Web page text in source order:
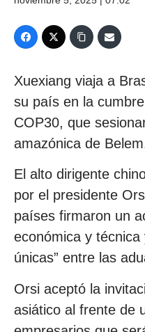
Xuexiang viaja a
su país en la
COP30, que
amazónica de
El alto dirigente
por el presidente
países firmaron un
económica y técnica
únicas” entre las
Orsi aceptó la
asiático al frente de